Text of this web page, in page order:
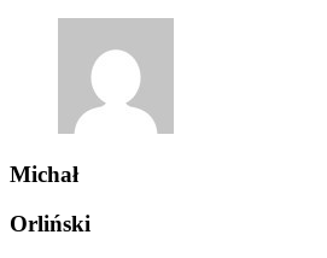
Michał
Orliński